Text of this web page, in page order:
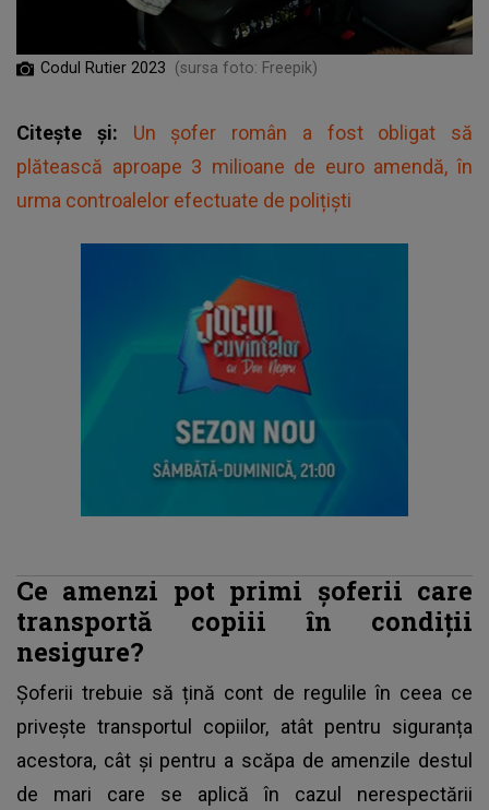
Codul Rutier 2023 (sursa foto: Freepik)
Citește și: Un șofer român a fost obligat să
plătească aproape 3 milioane de euro amendă, în
urma controalelor efectuate de polițiști
Ce amenzi pot primi șoferii care
transportă copiii în condiții
nesigure?
Șoferii trebuie să țină cont de regulile în ceea ce
privește transportul copiilor, atât pentru siguranța
acestora, cât și pentru a scăpa de amenzile destul
de mari care se aplică în cazul nerespectării